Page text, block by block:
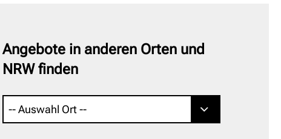
Angebote in anderen Orten und
NRW finden